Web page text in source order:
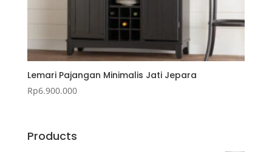
Lemari Pajangan Minimalis Jati Jepara
Rp6.900.000
Products